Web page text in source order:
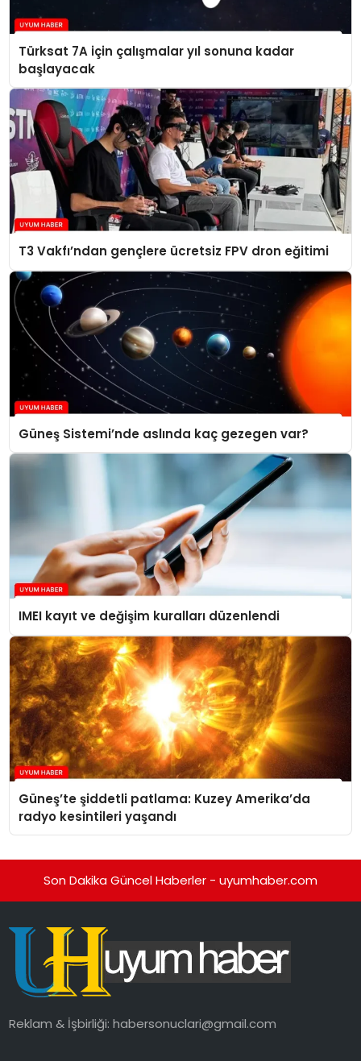
Türksat 7A için çalışmalar yıl sonuna kadar
başlayacak
T3 Vakfı’ndan gençlere ücretsiz FPV dron eğitimi
Güneş Sistemi’nde aslında kaç gezegen var?
IMEI kayıt ve değişim kuralları düzenlendi
Güneş’te şiddetli patlama: Kuzey Amerika’da
radyo kesintileri yaşandı
Son Dakika Güncel Haberler - uyumhaber.com
Reklam & İşbirliği:habersonuclari@gmail.com